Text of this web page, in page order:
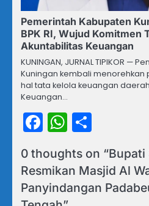
Pemerintah Kabupaten
BPK RI, Wujud Komitmen
Akuntabilitas Keuangan
​KUNINGAN, JURNAL TIPIKOR —
Kuningan kembali
hal tata kelola keuangan
Keuangan…
Facebook
0 thoughts on “Bupati
Resmikan Masjid Al
Panyindangan